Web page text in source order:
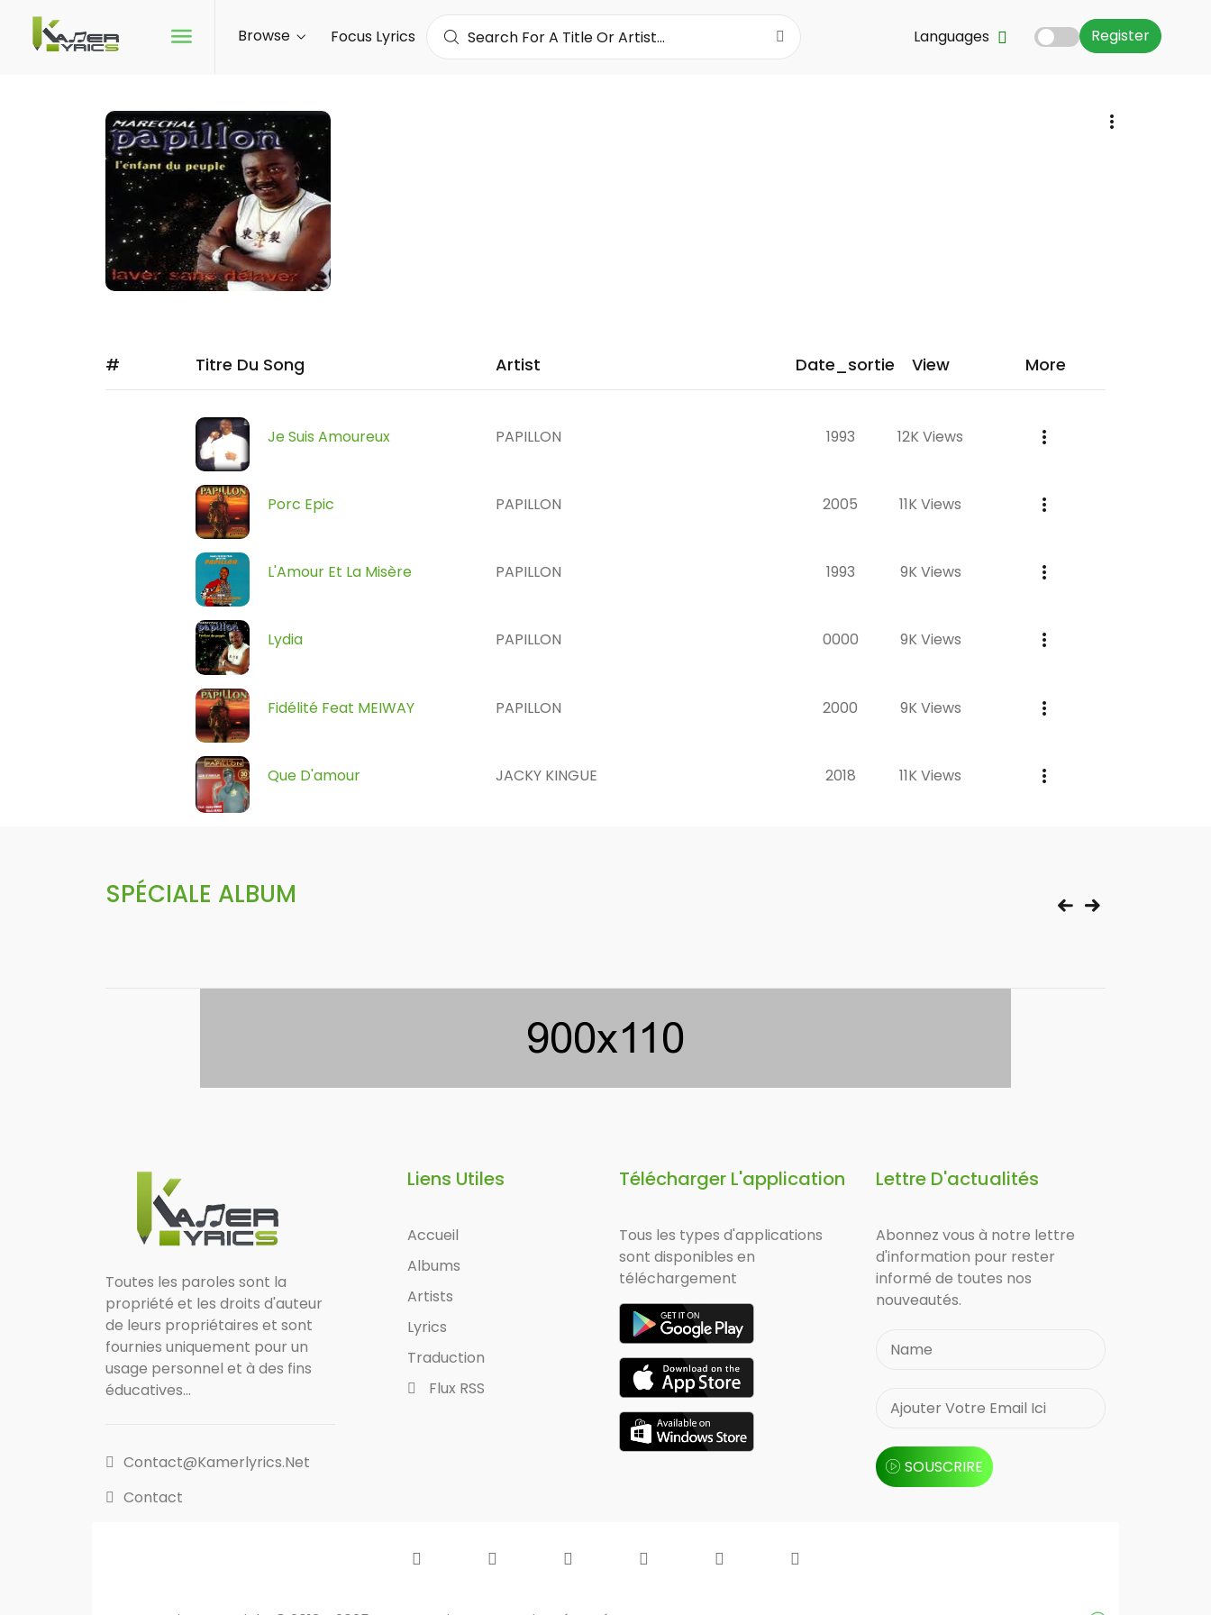
Register
Browse Focus Lyrics Languages
# Titre Du Song Artist Date_sortie View More
Je Suis Amoureux PAPILLON 1993 12K Views
Porc Epic PAPILLON 2005 11K Views
L'Amour Et La Misère PAPILLON 1993 9K Views
Lydia PAPILLON 0000 9K Views
Fidélité Feat MEIWAY PAPILLON 2000 9K Views
Que D'amour JACKY KINGUE 2018 11K Views
SPÉCIALE ALBUM
Toutes les paroles sont la
propriété et les droits d'auteur
de leurs propriétaires et sont
fournies uniquement pour un
usage personnel et à des fins
éducatives...
Contact@kamerlyrics.net
Contact
Liens Utiles
Accueil
Albums
Artists
Lyrics
Traduction
Flux RSS
Télécharger L'application
Tous les types d'applications
sont disponibles en
téléchargement
Lettre D'actualités
Abonnez vous à notre lettre
d'information pour rester
informé de toutes nos
nouveautés.
SOUSCRIRE